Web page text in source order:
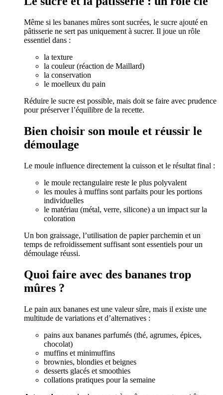
Même si les bananes mûres sont sucrées, le sucre ajouté en
pâtisserie ne sert pas uniquement à sucrer. Il joue un rôle
essentiel dans :
la texture
la couleur (réaction de Maillard)
la conservation
le moelleux du pain
Réduire le sucre est possible, mais doit se faire avec prudence
pour préserver l’équilibre de la recette.
Bien choisir son moule et réussir le
démoulage
Le moule influence directement la cuisson et le résultat final :
le moule rectangulaire reste le plus polyvalent
les moules à muffins sont parfaits pour les portions
individuelles
le matériau (métal, verre, silicone) a un impact sur la
coloration
Un bon graissage, l’utilisation de papier parchemin et un
temps de refroidissement suffisant sont essentiels pour un
démoulage réussi.
Quoi faire avec des bananes trop
mûres ?
Le pain aux bananes est une valeur sûre, mais il existe une
multitude de variations et d’alternatives :
pains aux bananes parfumés (thé, agrumes, épices,
chocolat)
muffins et minimuffins
brownies, blondies et beignes
desserts glacés et smoothies
collations pratiques pour la semaine